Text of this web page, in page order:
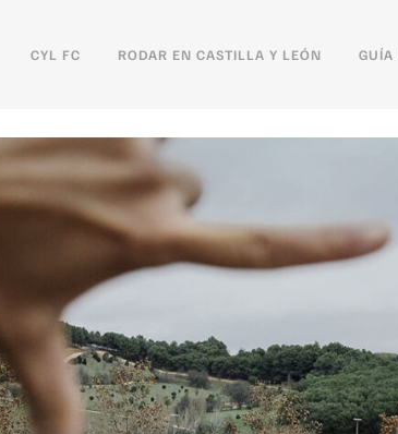
CYL FC RODAR EN CASTILLA Y LEÓN GUÍA